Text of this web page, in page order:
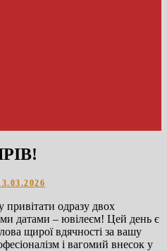
привітати одразу двох
датами – ювілеєм! Цей день є
щирої вдячності за вашу
і вагомий внесок у